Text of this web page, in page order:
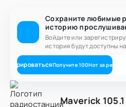
Сохраните любимые
историю
Войдите или
история будут доступны
Получите100Нот за
Maverick